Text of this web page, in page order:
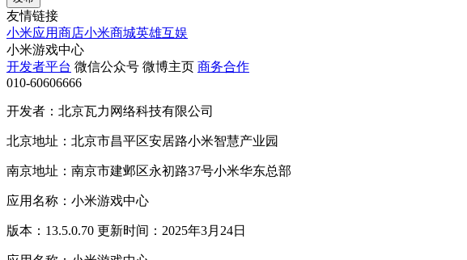
友情链接
小米应用商店小米商城英雄互娱
小米游戏中心
开发者平台 微信公众号 微博主页 商务合作
010-60606666
开发者：北京瓦力网络科技有限公司
北京地址：北京市昌平区安居路小米智慧产业园
南京地址：南京市建邺区永初路37号小米华东总部
应用名称：小米游戏中心
版本：13.5.0.70 更新时间：2025年3月24日